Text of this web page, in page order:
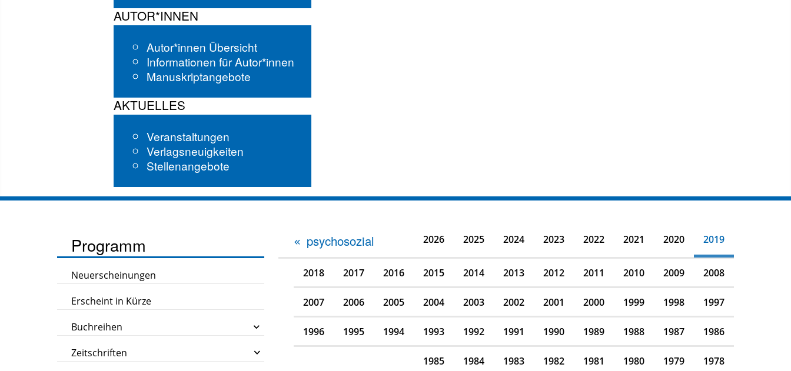
AUTOR*INNEN
Autor*innen Übersicht
Informationen für Autor*innen
Manuskriptangebote
AKTUELLES
Veranstaltungen
Verlagsneuigkeiten
Stellenangebote
Programm
Neuerscheinungen
Erscheint in Kürze
Buchreihen
Zeitschriften
psychosozial 2026 2025 2024 2023 2022 2021 2020 2019
2018 2017 2016 2015 2014 2013 2012 2011 2010 2009 2008
2007 2006 2005 2004 2003 2002 2001 2000 1999 1998 1997
1996 1995 1994 1993 1992 1991 1990 1989 1988 1987 1986
1985 1984 1983 1982 1981 1980 1979 1978